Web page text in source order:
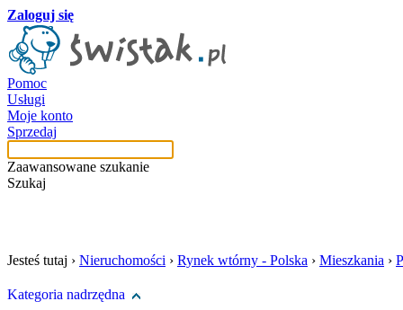
Zaloguj się
Pomoc
Usługi
Moje konto
Sprzedaj
Zaawansowane szukanie
Szukaj
Jesteś tutaj › Nieruchomości › Rynek wtórny - Polska › Mieszkania ›
Kategoria nadrzędna